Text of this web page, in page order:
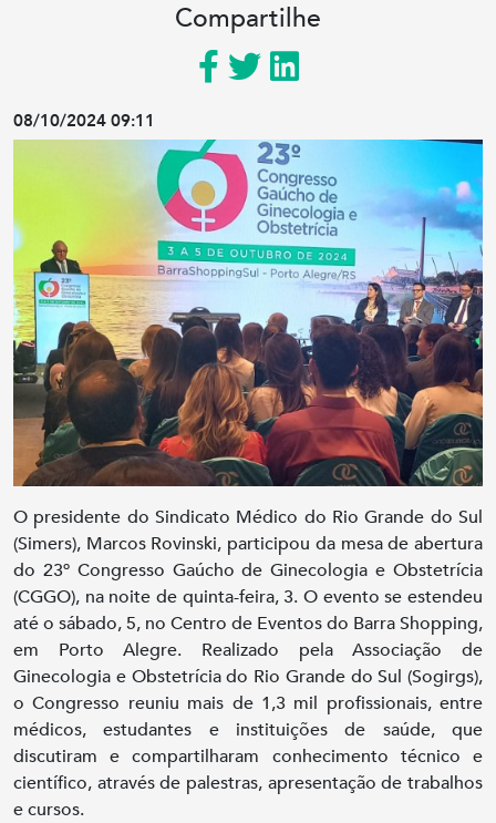
Compartilhe
08/10/2024 09:11
O presidente do Sindicato Médico do Rio Grande do Sul
(Simers), Marcos Rovinski, participou da mesa de abertura
do 23º Congresso Gaúcho de Ginecologia e Obstetrícia
(CGGO), na noite de quinta-feira, 3. O evento se estendeu
até o sábado, 5, no Centro de Eventos do Barra Shopping,
em Porto Alegre. Realizado pela Associação de
Ginecologia e Obstetrícia do Rio Grande do Sul (Sogirgs),
o Congresso reuniu mais de 1,3 mil profissionais, entre
médicos, estudantes e instituições de saúde, que
discutiram e compartilharam conhecimento técnico e
científico, através de palestras, apresentação de trabalhos
e cursos.